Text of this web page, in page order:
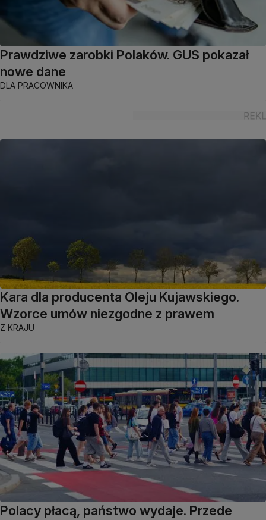
Prawdziwe zarobki Polaków. GUS pokazał
nowe dane
DLA PRACOWNIKA
Kara dla producenta Oleju Kujawskiego.
Wzorce umów niezgodne z prawem
Z KRAJU
Polacy płacą, państwo wydaje. Przede